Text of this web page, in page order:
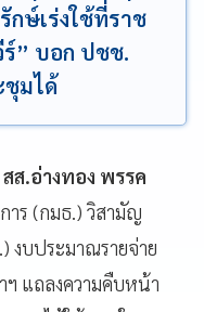
กษ์เร่งใช้ที่ราช
” บอก ปชช.
มได้
ส.อ่างทอง พรรค
าร (กมธ.) วิสามัญ
งบประมาณรายจ่าย
แถลงความคืบหน้า